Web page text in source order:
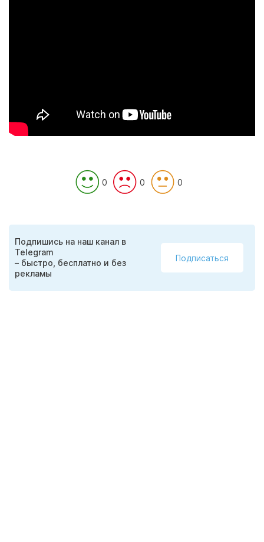
0 0 0
Подпишись на наш канал в
Telegram
– быстро, бесплатно и без
рекламы
Подписаться